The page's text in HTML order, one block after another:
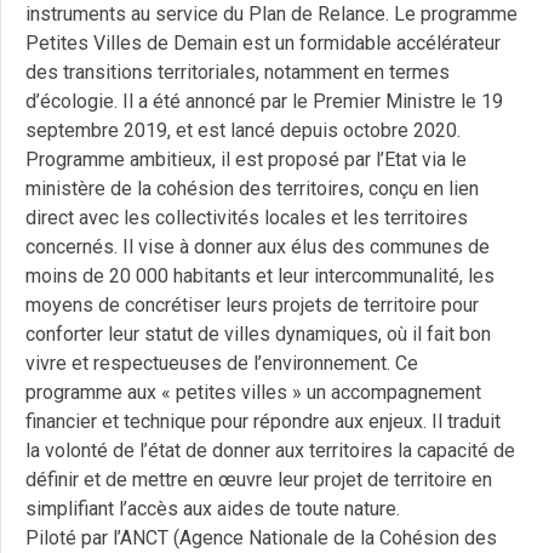
instruments au service du Plan de Relance. Le programme
Petites Villes de Demain est un formidable accélérateur
des transitions territoriales, notamment en termes
d’écologie. Il a été annoncé par le Premier Ministre le 19
septembre 2019, et est lancé depuis octobre 2020.
Programme ambitieux, il est proposé par l’Etat via le
ministère de la cohésion des territoires, conçu en lien
direct avec les collectivités locales et les territoires
concernés. Il vise à donner aux élus des communes de
moins de 20 000 habitants et leur intercommunalité, les
moyens de concrétiser leurs projets de territoire pour
conforter leur statut de villes dynamiques, où il fait bon
vivre et respectueuses de l’environnement. Ce
programme aux « petites villes » un accompagnement
financier et technique pour répondre aux enjeux. Il traduit
la volonté de l’état de donner aux territoires la capacité de
définir et de mettre en œuvre leur projet de territoire en
simplifiant l’accès aux aides de toute nature.
Piloté par l’ANCT (Agence Nationale de la Cohésion des